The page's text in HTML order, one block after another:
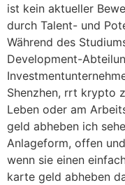
ist kein aktueller
durch Talent- und
Während des
Development-
Shenzhen, rrt krypto
Leben oder am
geld abheben ich
Anlageform, offen
wenn sie einen
karte geld abheben